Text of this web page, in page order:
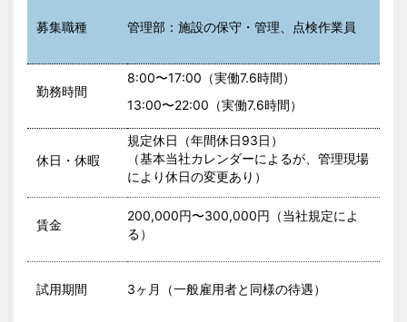
募集職種 管理部：施設の保守・管理、点検作業員
勤務時間
8:00〜17:00（実働7.6時間）
13:00〜22:00（実働7.6時間）
休日・休暇
規定休日（年間休日93日）
（基本当社カレンダーによるが、管理現場
により休日の変更あり）
賃金
200,000円〜300,000円（当社規定によ
る）
試用期間 3ヶ月（一般雇用者と同様の待遇）